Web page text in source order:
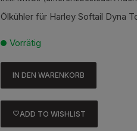
Ölkühler für Harley Softail Dyna
Vorrätig
Ölkühler
Harley
Softail
IN DEN WARENKORB
ADD TO WISHLIST